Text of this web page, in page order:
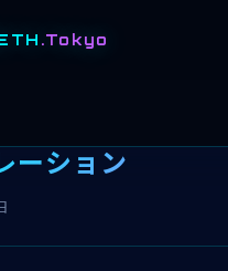
.Tokyo
ーション